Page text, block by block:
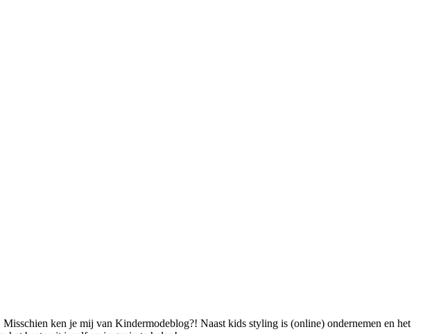
ken je mij van Kindermodeblog?! Naast kids styling is (online) ondernemen en het